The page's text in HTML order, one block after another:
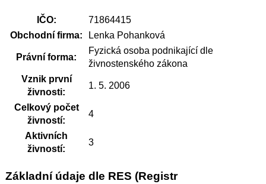
IČO:
71864415
Obchodní firma:
Lenka Pohanková
Právní forma:
Fyzická osoba podnikající dle
živnostenského zákona
Vznik první
živnosti:
1. 5. 2006
Celkový počet
živností:
4
Aktivních
živností:
3
Základní údaje dle RES (Registr